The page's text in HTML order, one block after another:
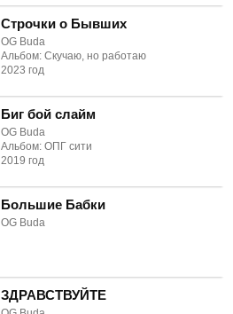
Строчки о Бывших
OG Buda
Альбом: Скучаю, но работаю
2023 год
Биг бой слайм
OG Buda
Альбом: ОПГ сити
2019 год
Большие Бабки
OG Buda
ЗДРАВСТВУЙТЕ